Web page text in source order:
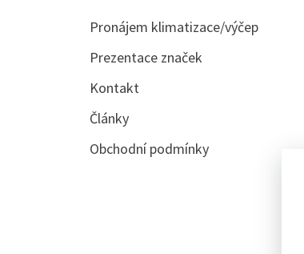
Pronájem klimatizace/výčep
Prezentace značek
Kontakt
Články
Obchodní podmínky